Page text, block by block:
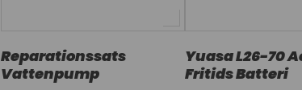
Reparationssats
Vattenpump
Yuasa L26-70
Fritids Batteri